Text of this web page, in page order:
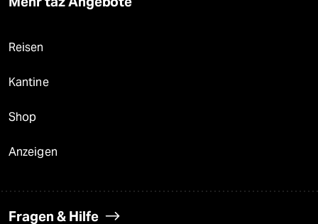
Reisen
Kantine
Shop
Anzeigen
Fragen & Hilfe